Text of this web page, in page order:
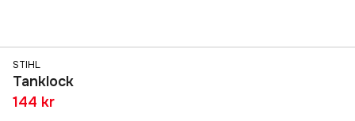
STIHL
Tanklock
144 kr